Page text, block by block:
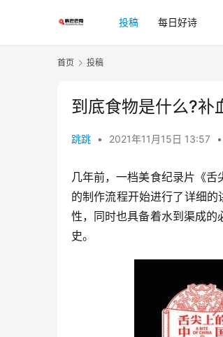
投稿 每日好诗
首页 投稿
到底食物是什么?补
跳跳 • 2021年11月15日 13:57 •
几年前，一档美食纪录片《
的制作流程开始进行了详细
性，同时也具备着水到渠成
史。